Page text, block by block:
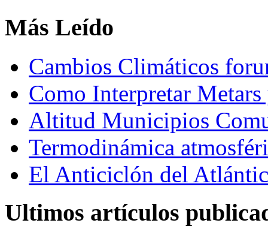
Más Leído
Cambios Climáticos
Como Interpretar
Altitud Municipios
Termodinámica
El Anticiclón del
Ultimos artículos